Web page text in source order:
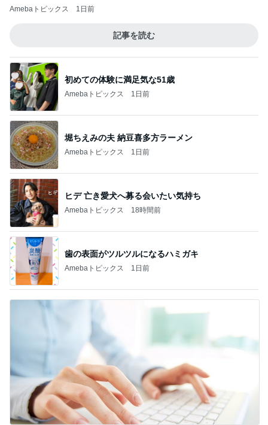
Amebaトピックス 1日前
記事を読む
初めての体験に満足気な51歳
Amebaトピックス 1日前
堀ちえみの夫 納豆喜多方ラーメン
Amebaトピックス 1日前
ヒデ 亡き愛犬へ募る会いたい気持ち
Amebaトピックス 18時間前
歯の表面がツルツルになるハミガキ
Amebaトピックス 1日前